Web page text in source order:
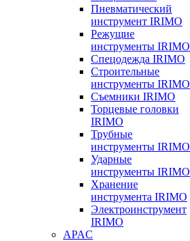
Пневматический
инструмент IRIMO
Режущие
инструменты IRIMO
Спецодежда IRIMO
Строительные
инструменты IRIMO
Съемники IRIMO
Торцевые головки
IRIMO
Трубные
инструменты IRIMO
Ударные
инструменты IRIMO
Хранение
инструмента IRIMO
Электроинструмент
IRIMO
APAC